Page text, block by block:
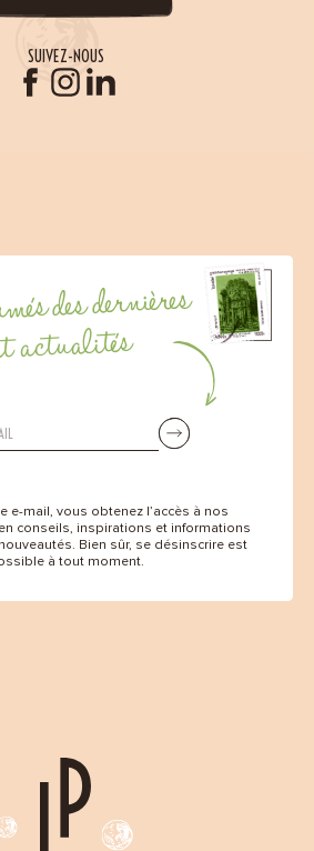
SUIVEZ-NOUS
des dernières
actualités
e-mail, vous obtenez l’accès à nos
conseils, inspirations et informations
Bien sûr, se désinscrire est
à tout moment.